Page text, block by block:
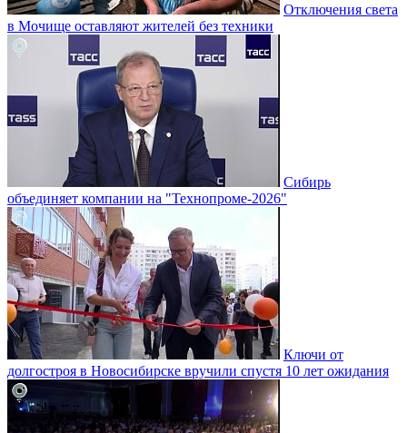
Отключения света
в Мочище оставляют жителей без техники
Сибирь
объединяет компании на "Технопроме-2026"
Ключи от
долгостроя в Новосибирске вручили спустя 10 лет ожидания